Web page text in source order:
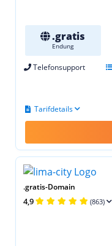
.gratis
Endung
Telefonsupport
Tarifdetails
.gratis-Domain
4,9 (863)